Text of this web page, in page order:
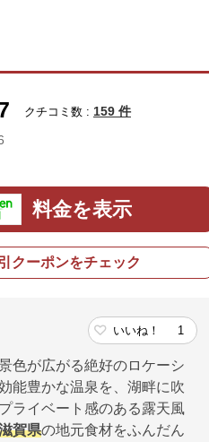
クチコミ数 : 159 件
料金を表示
クーポンをチェック
いいね！ 1
色が広がる絶好のロケーシ
能豊かな温泉を、湖畔に吹
ライベート感のある露天風
賀県の地元食材をふんだん